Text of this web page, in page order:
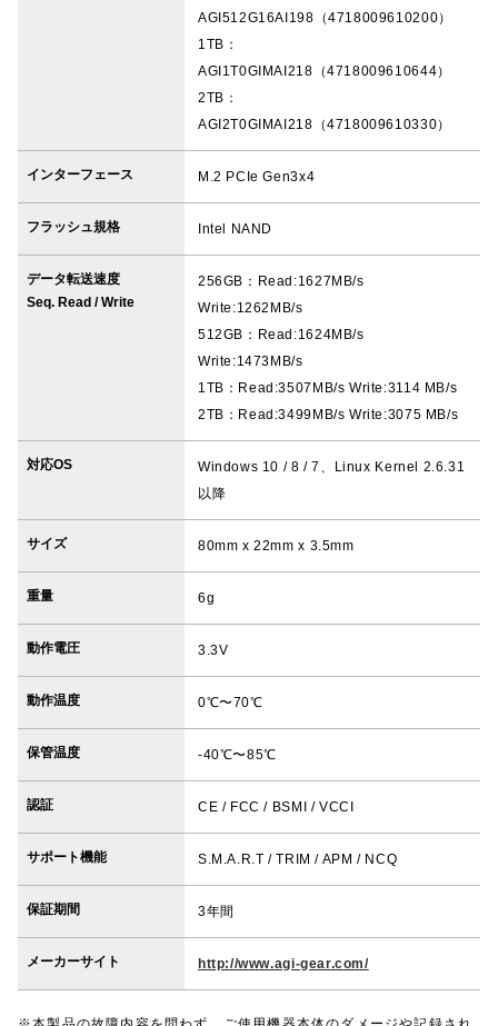
AGI512G16AI198（4718009610200）
1TB：
AGI1T0GIMAI218（4718009610644）
2TB：
AGI2T0GIMAI218（4718009610330）
インターフェース M.2 PCIe Gen3x4
フラッシュ規格 Intel NAND
データ転送速度
Seq. Read / Write
256GB：Read:1627MB/s
Write:1262MB/s
512GB：Read:1624MB/s
Write:1473MB/s
1TB：Read:3507MB/s Write:3114 MB/s
2TB：Read:3499MB/s Write:3075 MB/s
対応OS
Windows 10 / 8 / 7、Linux Kernel 2.6.31
以降
サイズ 80mm x 22mm x 3.5mm
重量 6g
動作電圧 3.3V
動作温度 0℃〜70℃
保管温度 -40℃〜85℃
認証 CE / FCC / BSMI / VCCI
サポート機能 S.M.A.R.T / TRIM / APM / NCQ
保証期間 3年間
メーカーサイト http://www.agi-gear.com/